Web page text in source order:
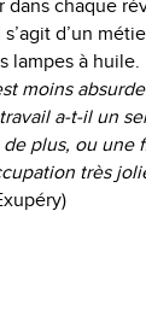
chaque
d’un
lampes à huile.
moins
a-t-il un
plus, ou une
très